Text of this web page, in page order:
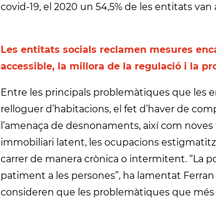
covid-19, el 2020 un 54,5% de les entitats
Les entitats socials reclamen mesures
accessible, la millora de la regulació i la
Entre les principals problemàtiques que les
relloguer d’habitacions, el fet d’haver de
l’amenaça de desnonaments, així com
immobiliari latent, les ocupacions
carrer de manera crònica o intermitent. “La
patiment a les persones”, ha lamentat
consideren que les problemàtiques que més